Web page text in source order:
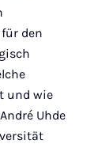
den
und wie
Uhde